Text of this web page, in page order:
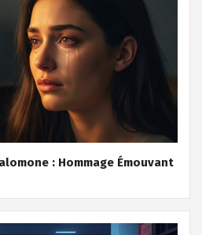
: Hommage Émouvant